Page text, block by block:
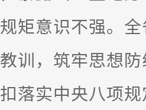
矩意识不强。
训，筑牢思想
落实中央八项